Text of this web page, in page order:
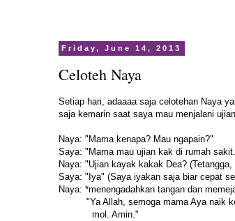
Friday, June 14, 2013
Celoteh Naya
Setiap hari, adaaaa saja celotehan Naya
saja kemarin saat saya mau menjalani
Naya: "Mama kenapa? Mau ngapain?"
Saya: "Mama mau ujian kak di rumah
Naya: "Ujian kayak kakak Dea? (Tetangga,
Saya: "Iya" (Saya iyakan saja biar cepat
Naya: *menengadahkan tangan dan
"Ya Allah, semoga mama Aya naik
mol. Amin."